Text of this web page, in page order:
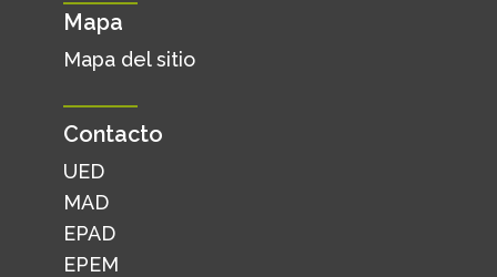
Mapa
Mapa del sitio
Contacto
UED
MAD
EPAD
EPEM